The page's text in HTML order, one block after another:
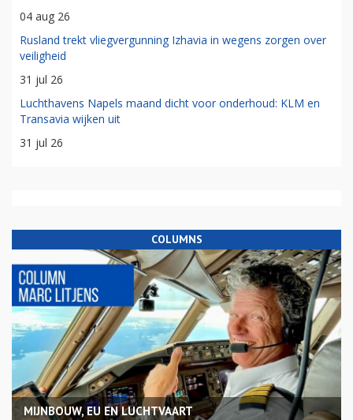
04 aug 26
Rusland trekt vliegvergunning Izhavia in wegens zorgen over
veiligheid
31 jul 26
Luchthavens Napels maand dicht voor onderhoud: KLM en
Transavia wijken uit
31 jul 26
COLUMNS
MIJNBOUW, EU EN LUCHTVAART